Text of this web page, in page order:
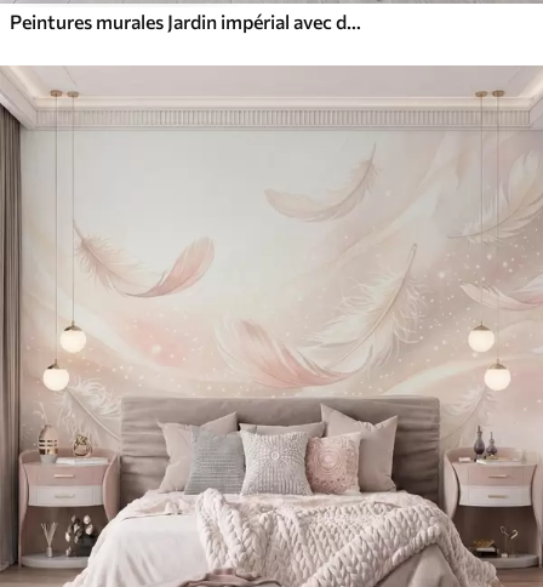
Peintures murales Jardin impérial avec des animaux de style oriental : singe, léopard, tigre, paon et héron